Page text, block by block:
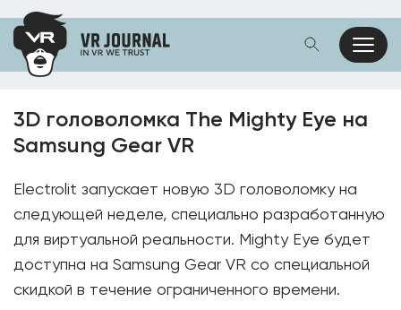
3D головоломка The Mighty Eye на
Samsung Gear VR
Electrolit запускает новую 3D головоломку на
следующей неделе, специально разработанную
для виртуальной реальности. Mighty Eye будет
доступна на Samsung Gear VR со специальной
скидкой в ​​течение ограниченного времени.